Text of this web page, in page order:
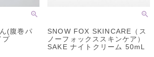
(腹巻パ
プ
SNOW FOX SKINCARE（ス
ノーフォックススキンケア）
SAKE ナイトクリーム 50mL